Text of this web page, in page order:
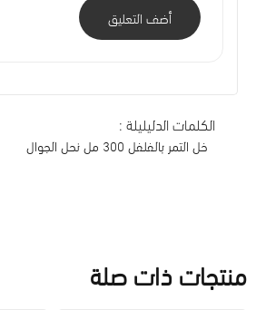
أضف التعليق
الكلمات الدليليلة :
خل التمر بالفلفل 300 مل نحل الجوال
منتجات ذات صلة